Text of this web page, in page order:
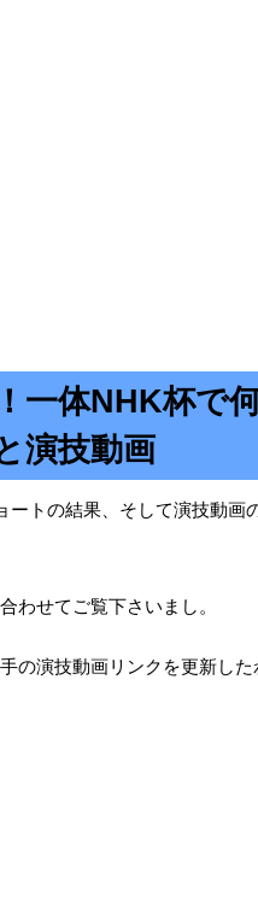
一体NHK杯で
演技動画
トの結果、そして演技動画
わせてご覧下さいまし。
の演技動画リンクを更新した